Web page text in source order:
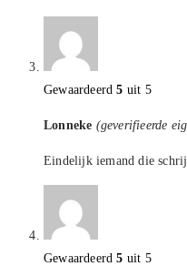
Gewaardeerd5 uit 5
Lonneke (geverifieerde
Eindelijk iemand die
Gewaardeerd5 uit 5